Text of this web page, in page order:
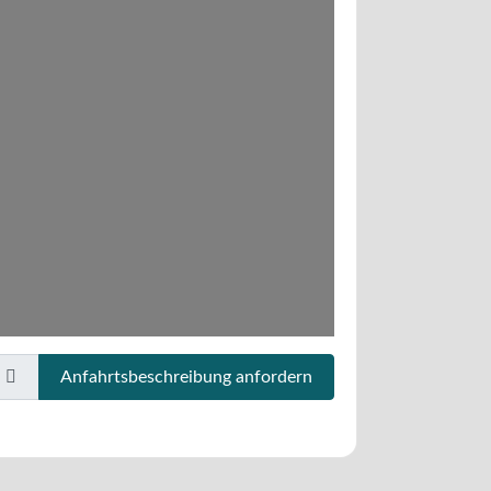
Anfahrtsbeschreibung anfordern